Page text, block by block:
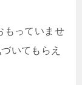
もっていませ
いてもらえ